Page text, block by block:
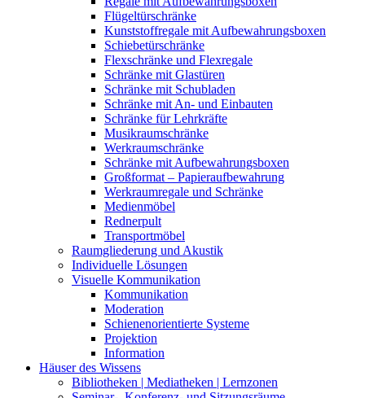
Flügeltürschränke
Kunststoffregale mit Aufbewahrungsboxen
Schiebetürschränke
Flexschränke und Flexregale
Schränke mit Glastüren
Schränke mit Schubladen
Schränke mit An- und Einbauten
Schränke für Lehrkräfte
Musikraumschränke
Werkraumschränke
Schränke mit Aufbewahrungsboxen
Großformat – Papieraufbewahrung
Werkraumregale und Schränke
Medienmöbel
Rednerpult
Transportmöbel
Raumgliederung und Akustik
Individuelle Lösungen
Visuelle Kommunikation
Kommunikation
Moderation
Schienenorientierte Systeme
Projektion
Information
Häuser des Wissens
Bibliotheken | Mediatheken | Lernzonen